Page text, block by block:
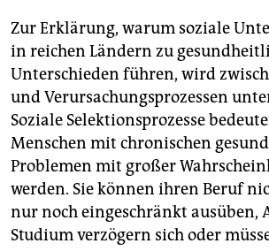
Zur Erklärung, warum soziale
in reichen Ländern zu
Unterschieden führen, wird
und Verursachungsprozessen
Soziale Selektionsprozesse
Menschen mit chronischen
Problemen mit großer
werden. Sie können ihren Beruf
nur noch eingeschränkt ausüben,
Studium verzögern sich oder